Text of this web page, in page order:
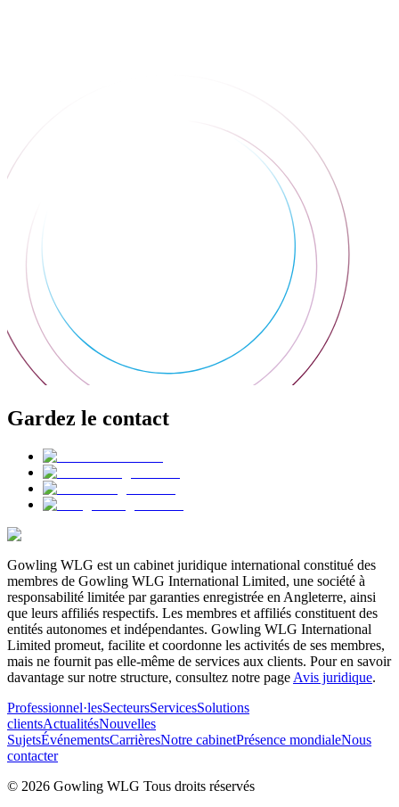
Gardez le contact
Gowling WLG est un cabinet juridique international constitué des
membres de Gowling WLG International Limited, une société à
responsabilité limitée par garanties enregistrée en Angleterre, ainsi
que leurs affiliés respectifs. Les membres et affiliés constituent des
entités autonomes et indépendantes. Gowling WLG International
Limited promeut, facilite et coordonne les activités de ses membres,
mais ne fournit pas elle-même de services aux clients. Pour en savoir
davantage sur notre structure, consultez notre page Avis juridique.
Professionnel·lesSecteursServicesSolutions
clientsActualitésNouvelles
SujetsÉvénementsCarrièresNotre cabinetPrésence mondialeNous
contacter
© 2026 Gowling WLG Tous droits réservés